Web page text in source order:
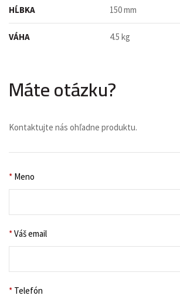
HĹBKA 150 mm
VÁHA 4.5 kg
Máte otázku?
Kontaktujte nás ohľadne produktu.
* Meno
*Váš email
* Telefón